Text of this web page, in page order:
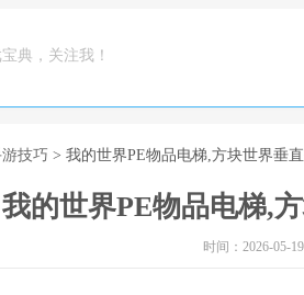
典，关注我！
技巧 > 我的世界PE物品电梯,方块世界垂
我的世界PE物品电梯,
时间：2026-05-